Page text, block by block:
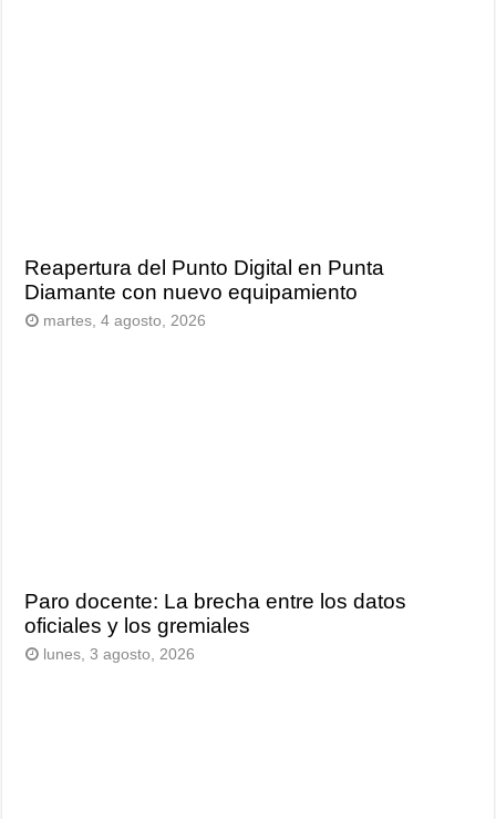
Reapertura del Punto Digital en Punta
Diamante con nuevo equipamiento
martes, 4 agosto, 2026
Paro docente: La brecha entre los datos
oficiales y los gremiales
lunes, 3 agosto, 2026